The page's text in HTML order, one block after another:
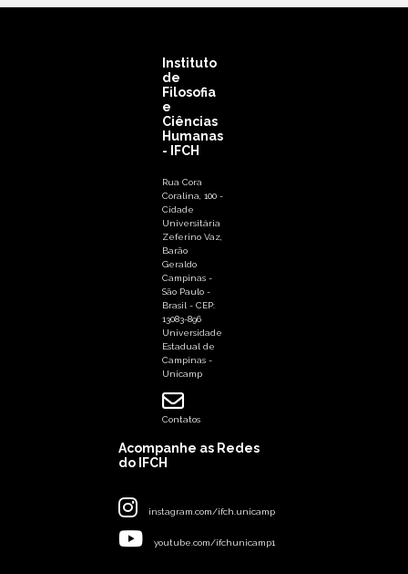
Instituto
de
Filosofia
e
Ciências
Humanas
- IFCH
Rua Cora
Coralina, 100 -
Cidade
Universitária
Zeferino Vaz,
Barão
Geraldo
Campinas -
São Paulo -
Brasil - CEP:
13083-896
Universidade
Estadual de
Campinas -
Unicamp
Contatos
Acompanhe as Redes
do IFCH
instagram.com/ifch.unicamp
youtube.com/ifchunicamp1